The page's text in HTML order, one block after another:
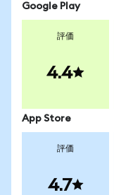
Google Play
評価
4.4
App Store
評価
4.7